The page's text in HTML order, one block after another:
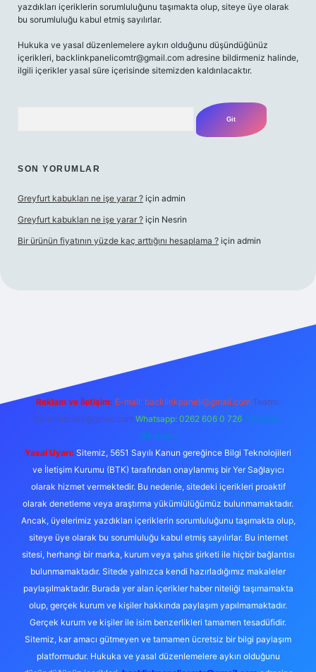
yazdıkları içeriklerin sorumluluğunu taşımakta olup, siteye üye olarak
bu sorumluluğu kabul etmiş sayılırlar.
Hukuka ve yasal düzenlemelere aykırı olduğunu düşündüğünüz
içerikleri, backlinkpanelicomtr@gmail.com adresine bildirmeniz halinde,
ilgili içerikler yasal süre içerisinde sitemizden kaldırılacaktır.
SON YORUMLAR
Greyfurt kabukları ne işe yarar ? için admin
Greyfurt kabukları ne işe yarar ? için Nesrin
Bir ürünün fiyatının yüzde kaç arttığını hesaplama ? için admin
Reklam ve İletişim: E-mail: backlinkpaneli@gmail.com Teams:
forumhizmeti@gmail.com Whatsapp: 0262 606 0 726 Telegram:
@karabul
Yasal Uyarı: Sitemiz, 5651 Sayılı Kanun gereğince Bilgi Teknolojileri
ve İletişim Kurumu (BTK) tarafından onaylanmış bir Yer Sağlayıcı
olarak hizmet vermektedir. Bu nedenle, sitedeki içerikleri proaktif
olarak denetleme veya araştırma yükümlülüğümüz bulunmamaktadır.
Ancak, üyelerimiz yazdıkları içeriklerin sorumluluğunu taşımakta olup,
siteye üye olarak bu sorumluluğu kabul etmiş sayılırlar. Bu internet
sitesi, herhangi bir marka, kurum veya şahıs şirketi ile hiçbir bağlantısı
bulunmamaktadır. Sitede yalnızca kendi hazırladığımız makaleler
paylaşılmaktadır. Burada yer alan içerikler haber niteliği taşımamakta
olup, gerçek kurum ve kişiler hakkında paylaşım yapılmamaktadır.
Gerçek kurum ve kişiler ile isim benzerlikleri tamamen tesadüfidir.
Sitemiz, kar amacı gütmeyen ve tamamen ücretsiz bir bilgi paylaşım
platformudur. Hukuka ve yasal düzenlemelere aykırı olduğunu